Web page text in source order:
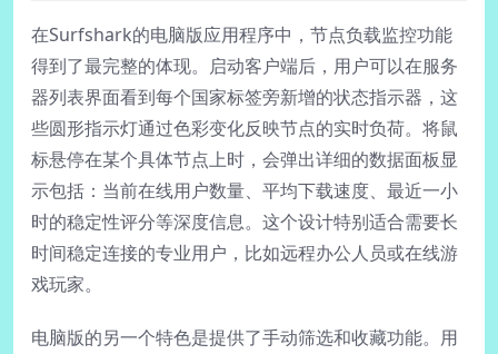
在Surfshark的电脑版应用程序中，节点负载监控功能
得到了最完整的体现。启动客户端后，用户可以在服务
器列表界面看到每个国家标签旁新增的状态指示器，这
些圆形指示灯通过色彩变化反映节点的实时负荷。将鼠
标悬停在某个具体节点上时，会弹出详细的数据面板显
示包括：当前在线用户数量、平均下载速度、最近一小
时的稳定性评分等深度信息。这个设计特别适合需要长
时间稳定连接的专业用户，比如远程办公人员或在线游
戏玩家。
电脑版的另一个特色是提供了手动筛选和收藏功能。用